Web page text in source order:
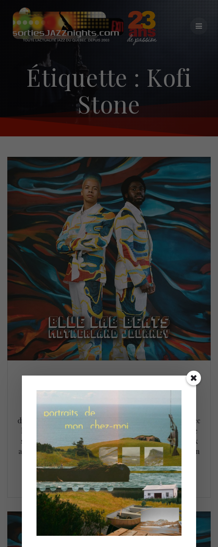
Skip
to
content
Étiquette :Kofi
Stone
10 juillet 2022
Le Festival International de Jazz de Montréal s’est achevé
dimanche dernier (9 juillet) sur une note des plus festive avec
la performance de Blue Lab Beats, célébrant au passage le
succès d’une édition synonyme de retrouvailles après deux
années de disette pandémique. Pour son premier concert en
sol montréalais, le duo britannique a transformé le…
LIRE LA SUITE